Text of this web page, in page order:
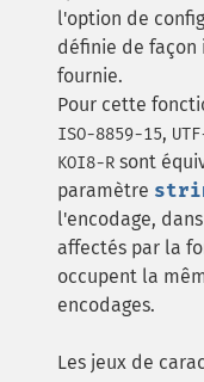
l'option de
définie de
fournie.
Pour cette
ISO-8859-15,
KOI8-R sont
paramètre
l'encodage,
affectés par la
occupent la
encodages.
Les jeux de